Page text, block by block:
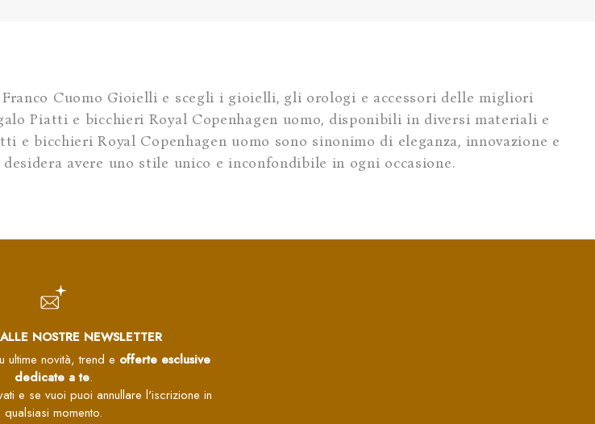
Cuomo Gioielli e scegli i gioielli, gli orologi e accessori delle migliori
Piatti e bicchieri Royal Copenhagen uomo, disponibili in diversi materiali e
e bicchieri Royal Copenhagen uomo sono sinonimo di eleganza, innovazione e
avere uno stile unico e inconfondibile in ogni occasione.
NOSTRE NEWSLETTER
ultime novità, trend e offerte esclusive
dedicate a te.
e se vuoi puoi annullare l'iscrizione in
qualsiasi momento.